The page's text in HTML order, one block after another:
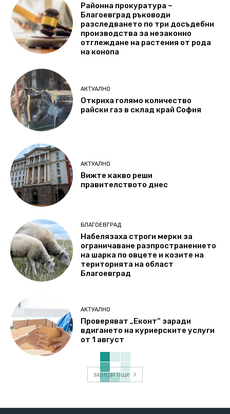
Районна прокуратура –
Благоевград ръководи
разследването по три досъдебни
производства за незаконно
отглеждане на растения от рода
на конопа
АКТУАЛНО
Откриха голямо количество
райски газ в склад край София
АКТУАЛНО
Вижте какво реши
правителството днес
БЛАГОЕВГРАД
Набелязаха строги мерки за
ограничаване разпространението
на шарка по овцете и козите на
територията на област
Благоевград
АКТУАЛНО
Проверяват „Еконт“ заради
вдигането на куриерските услуги
от 1 август
зареди още